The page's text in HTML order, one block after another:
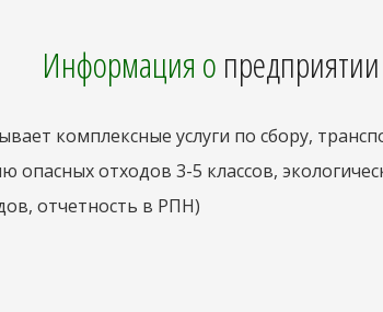
Информация о предприятии
комплексные услуги по сбору,
опасных отходов 3-5 классов,
отчетность в РПН)